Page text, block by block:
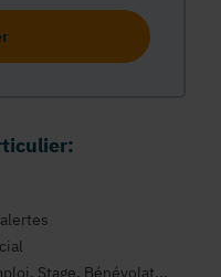
Stage, Bénévolat...